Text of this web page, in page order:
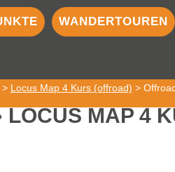
WANDERTOUREN
> Locus Map 4 Kurs (offroad) >
LOCUS MAP 4